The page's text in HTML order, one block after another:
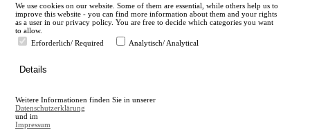
en
A
A
We use cookies on our website. Some of them are essential, while others help us to
improve this website - you can find more information about them and your rights
as a user in our privacy policy. You are free to decide which categories you want
to allow.
Erforderlich/ Required
Analytisch/ Analytical
Details
Weitere Informationen finden Sie in unserer
Datenschutzerklärung
und im
Impressum